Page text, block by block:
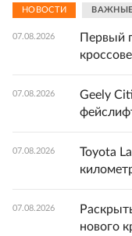
НОВОСТИ
07.08.2026
Первый
07.08.2026
Geely
07.08.2026
Toyota
07.08.2026
нового